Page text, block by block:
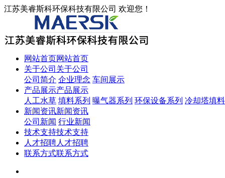
江苏美睿斯科环保科技有限公司 欢迎您！
网站首页网站首页
关于公司 关于公司
公司简介 企业理念 车间展示
产品展示产品展示
人工水草 填料系列 曝气器系列 环保设备系列 冷却塔填料
新闻资讯新闻资讯
公司新闻 行业新闻
技术支持技术支持
人才招聘人才招聘
联系方式联系方式